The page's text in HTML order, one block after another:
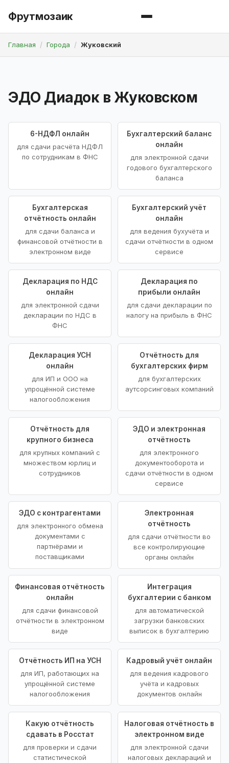
Фрутмозаик
Главная Города Жуковский
ЭДО Диадок в Жуковском
6-НДФЛ онлайн
для сдачи расчёта НДФЛ
по сотрудникам в ФНС
Бухгалтерский баланс
онлайн
для электронной сдачи
годового бухгалтерского
баланса
Бухгалтерская
отчётность онлайн
для сдачи баланса и
финансовой отчётности в
электронном виде
Бухгалтерский учёт
онлайн
для ведения бухучёта и
сдачи отчётности в одном
сервисе
Декларация по НДС
онлайн
для электронной сдачи
декларации по НДС в
ФНС
Декларация по
прибыли онлайн
для сдачи декларации по
налогу на прибыль в ФНС
Декларация УСН
онлайн
для ИП и ООО на
упрощённой системе
налогообложения
Отчётность для
бухгалтерских фирм
для бухгалтерских
аутсорсинговых компаний
Отчётность для
крупного бизнеса
для крупных компаний с
множеством юрлиц и
сотрудников
ЭДО и электронная
отчётность
для электронного
документооборота и
сдачи отчётности в одном
сервисе
ЭДО с контрагентами
для электронного обмена
документами с
партнёрами и
поставщиками
Электронная
отчётность
для сдачи отчётности во
все контролирующие
органы онлайн
Финансовая отчётность
онлайн
для сдачи финансовой
отчётности в электронном
виде
Интеграция
бухгалтерии с банком
для автоматической
загрузки банковских
выписок в бухгалтерию
Отчётность ИП на УСН
для ИП, работающих на
упрощённой системе
налогообложения
Кадровый учёт онлайн
для ведения кадрового
учёта и кадровых
документов онлайн
Какую отчётность
сдавать в Росстат
для проверки и сдачи
статистической
Налоговая отчётность в
электронном виде
для электронной сдачи
налоговых деклараций и